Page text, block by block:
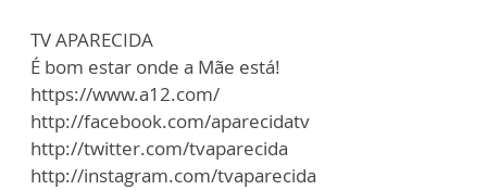
TV APARECIDA
É bom estar onde a Mãe está!
https://www.a12.com/
http://facebook.com/aparecidatv
http://twitter.com/tvaparecida
http://instagram.com/tvaparecida